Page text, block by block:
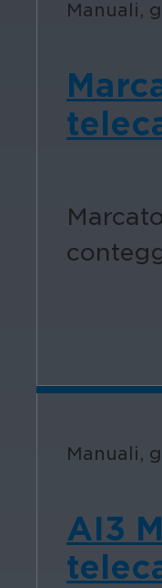
Manuali,
Manuali,
AI3